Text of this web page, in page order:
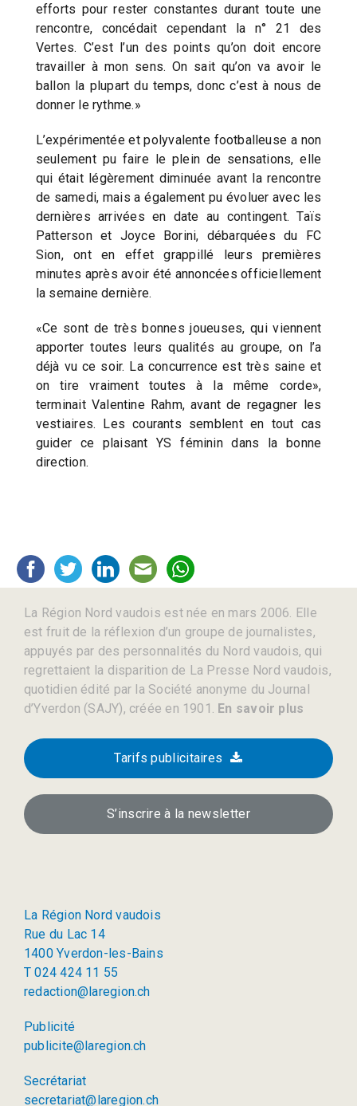
efforts pour rester constantes durant toute une
rencontre, concédait cependant la n° 21 des
Vertes. C’est l’un des points qu’on doit encore
travailler à mon sens. On sait qu’on va avoir le
ballon la plupart du temps, donc c’est à nous de
donner le rythme.»
L’expérimentée et polyvalente footballeuse a non
seulement pu faire le plein de sensations, elle
qui était légèrement diminuée avant la rencontre
de samedi, mais a également pu évoluer avec les
dernières arrivées en date au contingent. Taïs
Patterson et Joyce Borini, débarquées du FC
Sion, ont en effet grappillé leurs premières
minutes après avoir été annoncées officiellement
la semaine dernière.
«Ce sont de très bonnes joueuses, qui viennent
apporter toutes leurs qualités au groupe, on l’a
déjà vu ce soir. La concurrence est très saine et
on tire vraiment toutes à la même corde»,
terminait Valentine Rahm, avant de regagner les
vestiaires. Les courants semblent en tout cas
guider ce plaisant YS féminin dans la bonne
direction.
La Région Nord vaudois est née en mars 2006. Elle
est fruit de la réflexion d’un groupe de journalistes,
appuyés par des personnalités du Nord vaudois, qui
regrettaient la disparition de La Presse Nord vaudois,
quotidien édité par la Société anonyme du Journal
d’Yverdon (SAJY), créée en 1901. En savoir plus
Tarifs publicitaires
S’inscrire à la newsletter
La Région Nord vaudois
Rue du Lac 14
1400 Yverdon-les-Bains
T 024 424 11 55
redaction@laregion.ch
Publicité
publicite@laregion.ch
Secrétariat
secretariat@laregion.ch